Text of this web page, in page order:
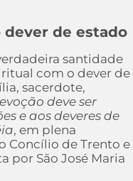
dever de estado
santidade
com o dever de
sacerdote,
deve ser
e aos deveres de
, em plena
Concílio de Trento e
por São José Maria